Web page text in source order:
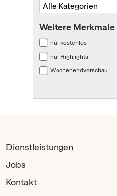
Weitere Merkmale
nur kostenlos
nur Highlights
Wochenendvorschau
Dienstleistungen
Jobs
Kontakt